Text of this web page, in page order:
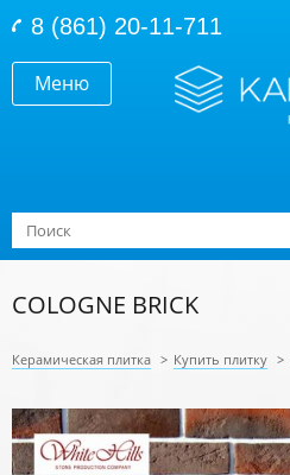
Меню
8 (861) 20-11-711
Форма поиска
Поиск
COLOGNE BRICK
Керамическая плитка > Купить плитку >